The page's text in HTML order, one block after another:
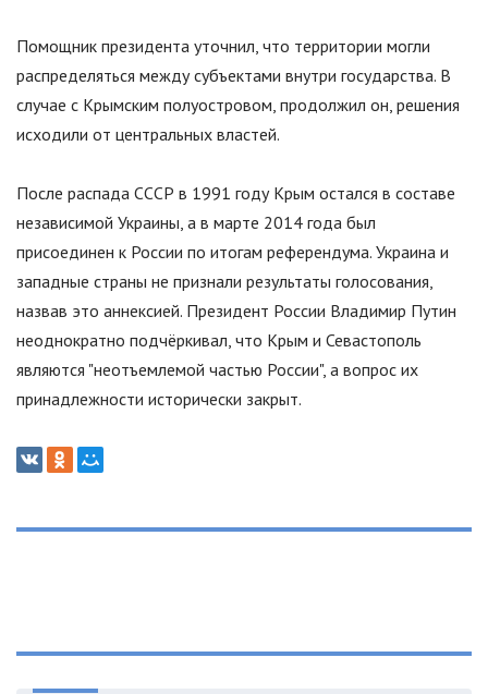
Помощник президента уточнил, что территории могли
распределяться между субъектами внутри государства. В
случае с Крымским полуостровом, продолжил он, решения
исходили от центральных властей.
После распада СССР в 1991 году Крым остался в составе
независимой Украины, а в марте 2014 года был
присоединен к России по итогам референдума. Украина и
западные страны не признали результаты голосования,
назвав это аннексией. Президент России Владимир Путин
неоднократно подчёркивал, что Крым и Севастополь
являются "неотъемлемой частью России", а вопрос их
принадлежности исторически закрыт.